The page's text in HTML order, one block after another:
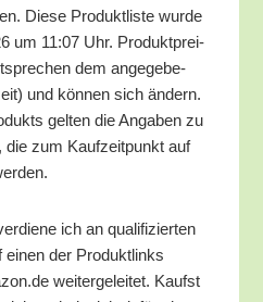
Die­se Pro­dukt­lis­te wur­de
um 11:07 Uhr. Pro­dukt­prei­
dem ange­ge­be­
und kön­nen sich ändern.
gel­ten die Anga­ben zu
die zum Kauf­zeit­punkt auf
ich an qua­li­fi­zier­ten
einen der Pro­dukt­links
wei­ter­ge­lei­tet. Kaufst